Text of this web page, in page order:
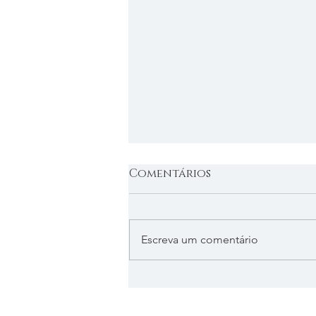
Comentários
Escreva um comentário